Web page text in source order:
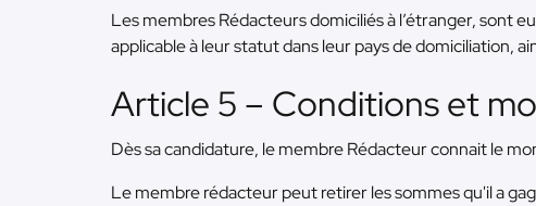
Les membres Rédacteurs domiciliés à l’étranger, sont
applicable à leur statut dans leur pays de domiciliation,
Article 5 – Conditions et
Dès sa candidature, le membre Rédacteur connait le
Le membre rédacteur peut retirer les sommes qu'il a